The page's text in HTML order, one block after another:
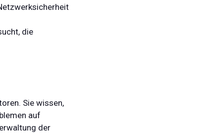
die
Sie wissen,
auf
der